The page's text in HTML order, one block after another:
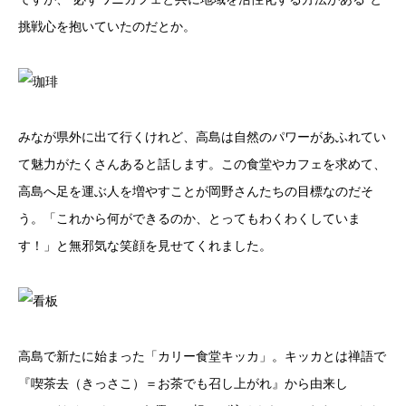
挑戦心を抱いていたのだとか。
みなが県外に出て行くけれど、高島は自然のパワーがあふれてい
て魅力がたくさんあると話します。この食堂やカフェを求めて、
高島へ足を運ぶ人を増やすことが岡野さんたちの目標なのだそ
う。「これから何ができるのか、とってもわくわくしていま
す！」と無邪気な笑顔を見せてくれました。
高島で新たに始まった「カリー食堂キッカ」。キッカとは禅語で
『喫茶去（きっさこ）＝お茶でも召し上がれ』から由来し